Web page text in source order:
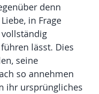
denn
in Frage
lässt. Dies
seine
so annehmen
ihr ursprüngliches